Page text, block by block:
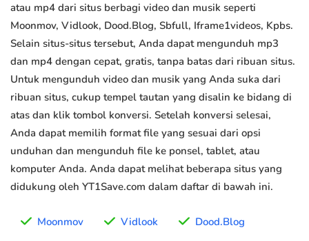
atau mp4 dari situs berbagi video dan musik seperti
Moonmov, Vidlook, Dood.Blog, Sbfull, Iframe1videos, Kpbs.
Selain situs-situs tersebut, Anda dapat mengunduh mp3
dan mp4 dengan cepat, gratis, tanpa batas dari ribuan situs.
Untuk mengunduh video dan musik yang Anda suka dari
ribuan situs, cukup tempel tautan yang disalin ke bidang di
atas dan klik tombol konversi. Setelah konversi selesai,
Anda dapat memilih format file yang sesuai dari opsi
unduhan dan mengunduh file ke ponsel, tablet, atau
komputer Anda. Anda dapat melihat beberapa situs yang
didukung oleh YT1Save.com dalam daftar di bawah ini.
Moonmov Vidlook Dood.Blog